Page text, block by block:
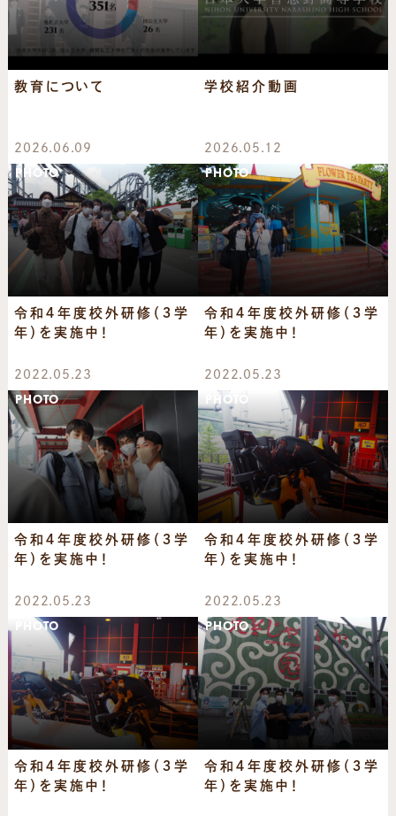
教育について
2026.06.09
学校紹介動画
2026.05.12
PHOTO
令和４年度校外研修（３学
年）を実施中！
2022.05.23
PHOTO
令和４年度校外研修（３学
年）を実施中！
2022.05.23
PHOTO
令和４年度校外研修（３学
年）を実施中！
2022.05.23
PHOTO
令和４年度校外研修（３学
年）を実施中！
2022.05.23
PHOTO
令和４年度校外研修（３学
年）を実施中！
PHOTO
令和４年度校外研修（３学
年）を実施中！